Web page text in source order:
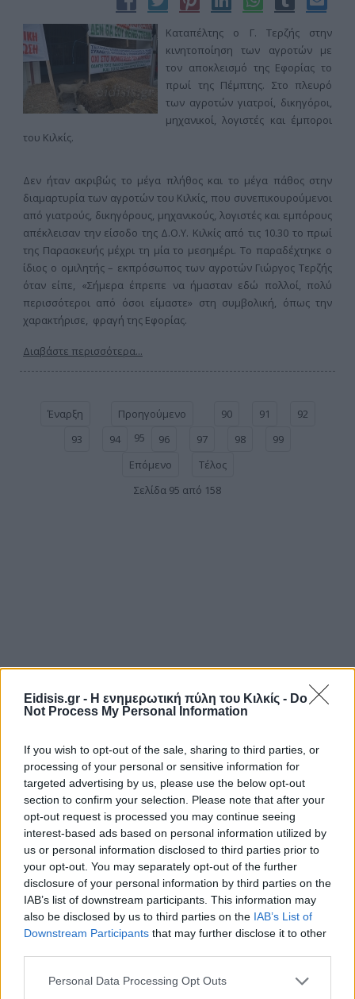
Eidisis.gr - Η ενημερωτική πύλη του Κιλκίς - Do
Not Process My Personal Information
If you wish to opt-out of the sale, sharing to third parties, or
processing of your personal or sensitive information for
targeted advertising by us, please use the below opt-out
section to confirm your selection. Please note that after your
opt-out request is processed you may continue seeing
interest-based ads based on personal information utilized by
us or personal information disclosed to third parties prior to
your opt-out. You may separately opt-out of the further
disclosure of your personal information by third parties on the
IAB’s list of downstream participants. This information may
also be disclosed by us to third parties on the IAB’s List of
Downstream Participants that may further disclose it to other
Personal Data Processing Opt Outs
Καταπέλτης ο Γ. Τερζής στην
κινητοποίηση των αγροτών με
τον αποκλεισμό της Εφορίας το
πρωί της Πέμπτης. Στο πλευρό
των αγροτών γιατροί, δικηγόροι,
μηχανικοί, λογιστές και έμποροι
του Κιλκίς.
Δεν ήταν ακριβώς το μέγα πλήθος και το μέγα πάθος στην
διαμαρτυρία των αγροτών του Κιλκίς, που συνεπικουρούμενοι
από γιατρούς, δικηγόρους, μηχανικούς, λογιστές και εμπόρους
απέκλεισαν την είσοδο της Δ.Ο.Υ. Κιλκίς από τις 10.30 το πρωί
της Παρασκευής μέχρι τη μία το μεσημέρι. Το παραδέχτηκε ο
ίδιος ο ομιλητής – εκπρόσωπος των αγροτών Γιώργος Τερζής
όταν είπε, «Σήμερα έπρεπε να ήμασταν εδώ πολλοί, πολύ
περισσότεροι από όσοι είμαστε» στη συμβολική, όπως την
χαρακτήρισε, φραγή της Εφορίας.
Διαβάστε περισσότερα...
Έναρξη Προηγούμενο 90 91
92
93
94 95 96 97 98
99
Επόμενο
Τέλος
Σελίδα 95 από 158